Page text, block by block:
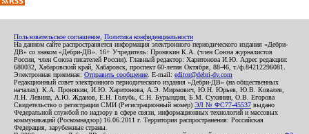
Пользовательское соглашение Политика конфиденциальности
На данном сайте распространяется информация электронного периодического издания «Дебри-
ДВ» со знаком «Дебри-ДВ». 16+ Учредитель: Пронякин К.А. (член Союза журналистов
России, член Союза писателей России). Главный редактор: Харитонова И.Ю. Адрес редакции:
680032, Хабаровский край, Хабаровск, проспект 60-летия Октября, 88-46, т./ф.84212296081.
Электронная приемная: Отправить сообщение . E-mail: editor@debri-dv.com
Редакционный совет электронного периодического издания «Дебри-ДВ» (на общественных
началах): К.А. Пронякин, И.Ю. Харитонова, А.Э. Мирмович, Ю.Н. Юрьев, Ю.В. Ковалев,
Л.Н. Левина, А.Ю. Жданов, Е.Н. Голубь, С.Н. Бурындин, Б.М. Сухинин, О.В. Егорова
Свидетельство о регистрации СМИ (Регистрационный номер) ЭЛ № ФС77-45537 выдано
Федеральной службой по надзору в сфере связи, информационных технологий и массовых
коммуникаций (Роскомнадзор) 16.06.2011 г. Территория распространения: Российская
Федерация, зарубежные страны.